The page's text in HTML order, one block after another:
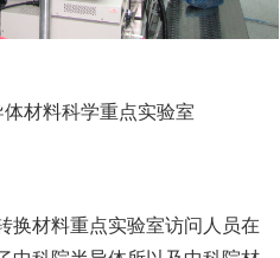
材料科学重点实验室
换材料重点实验室访问人员在